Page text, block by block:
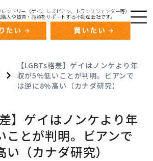
レンドリー（ゲイ、レズビアン、トランスジェンダー等）
入や賃貸・売買をサポートする不動産会社です。
【LGBTs格差】ゲイはノンケより年
収が5%低いことが判明。ビアンで
は逆に8%高い（カナダ研究）
差】ゲイはノンケより年
ことが判明。ビアンで
（カナダ研究）